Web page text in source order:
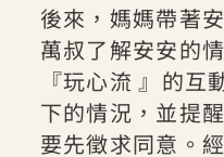
後來，媽媽帶著
萬叔了解安安的
『玩心流 』的
下的情況，並提
要先徵求同意。